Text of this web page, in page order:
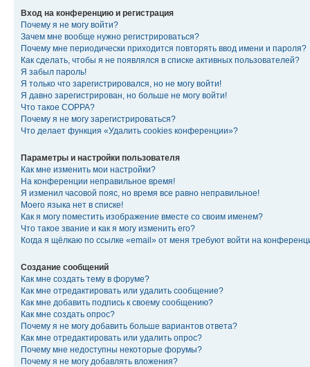
Вход на конференцию и регистрация
Почему я не могу войти?
Зачем мне вообще нужно регистрироваться?
Почему мне периодически приходится повторять ввод имени и пароля?
Как сделать, чтобы я не появлялся в списке активных пользователей?
Я забыл пароль!
Я только что зарегистрировался, но не могу войти!
Я давно зарегистрирован, но больше не могу войти!
Что такое COPPA?
Почему я не могу зарегистрироваться?
Что делает функция «Удалить cookies конференции»?
Параметры и настройки пользователя
Как мне изменить мои настройки?
На конференции неправильное время!
Я изменил часовой пояс, но время все равно неправильное!
Моего языка нет в списке!
Как я могу поместить изображение вместе со своим именем?
Что такое звание и как я могу изменить его?
Когда я щёлкаю по ссылке «email» от меня требуют войти на
Создание сообщений
Как мне создать тему в форуме?
Как мне отредактировать или удалить сообщение?
Как мне добавить подпись к своему сообщению?
Как мне создать опрос?
Почему я не могу добавить больше вариантов ответа?
Как мне отредактировать или удалить опрос?
Почему мне недоступны некоторые форумы?
Почему я не могу добавлять вложения?